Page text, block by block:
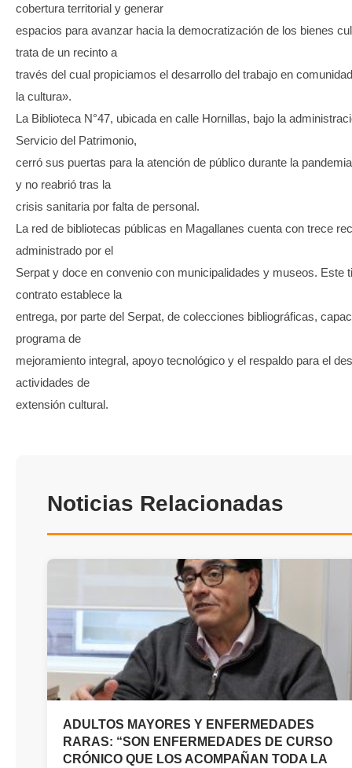
cobertura territorial y generar
espacios para avanzar hacia la democratización de los bienes
trata de un recinto a
través del cual propiciamos el desarrollo del trabajo en
la cultura».
La Biblioteca N°47, ubicada en calle Hornillas, bajo la
Servicio del Patrimonio,
cerró sus puertas para la atención de público durante la
y no reabrió tras la
crisis sanitaria por falta de personal.
La red de bibliotecas públicas en Magallanes cuenta con trece
administrado por el
Serpat y doce en convenio con municipalidades y museos. Este
contrato establece la
entrega, por parte del Serpat, de colecciones bibliográficas,
programa de
mejoramiento integral, apoyo tecnológico y el respaldo para el
actividades de
extensión cultural.
Noticias Relacionadas
ADULTOS MAYORES Y ENFERMEDADES
RARAS: “SON ENFERMEDADES DE CURSO
CRÓNICO QUE LOS ACOMPAÑAN TODA LA